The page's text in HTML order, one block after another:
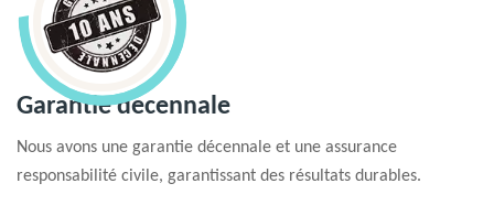
Garantie decennale
Nous avons une garantie décennale et une assurance
responsabilité civile, garantissant des résultats durables.